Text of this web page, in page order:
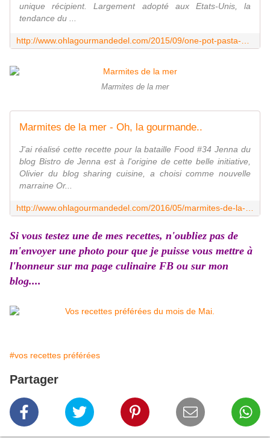
unique récipient. Largement adopté aux Etats-Unis, la
tendance du ...
Marmites de la mer
Marmites de la mer - Oh, la gourmande..
J'ai réalisé cette recette pour la bataille Food #34 Jenna du
blog Bistro de Jenna est à l'origine de cette belle initiative,
Olivier du blog sharing cuisine, a choisi comme nouvelle
marraine Or...
Si vous testez une de mes recettes, n'oubliez pas de
m'envoyer une photo pour que je puisse vous mettre à
l'honneur sur ma page culinaire FB ou sur mon
blog....
#vos recettes préférées
Partager